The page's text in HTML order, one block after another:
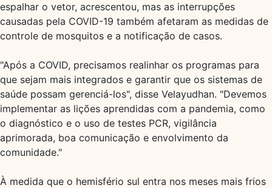
espalhar o vetor, acrescentou, mas as interrupções
causadas pela COVID-19 também afetaram as medidas de
controle de mosquitos e a notificação de casos.
"Após a COVID, precisamos realinhar os programas para
que sejam mais integrados e garantir que os sistemas de
saúde possam gerenciá-los", disse Velayudhan. "Devemos
implementar as lições aprendidas com a pandemia, como
o diagnóstico e o uso de testes PCR, vigilância
aprimorada, boa comunicação e envolvimento da
comunidade."
À medida que o hemisfério sul entra nos meses mais frios